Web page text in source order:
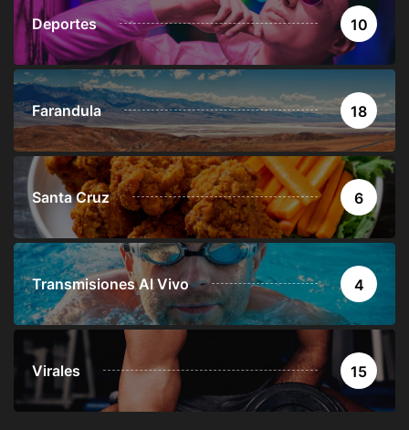
Deportes 10
Farandula 18
Santa Cruz 6
Transmisiones Al Vivo 4
Virales 15